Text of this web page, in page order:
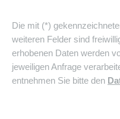
Die mit (*)
weiteren Felder sind
erhobenen Daten werden
jeweiligen Anfrage
entnehmen Sie bitte den